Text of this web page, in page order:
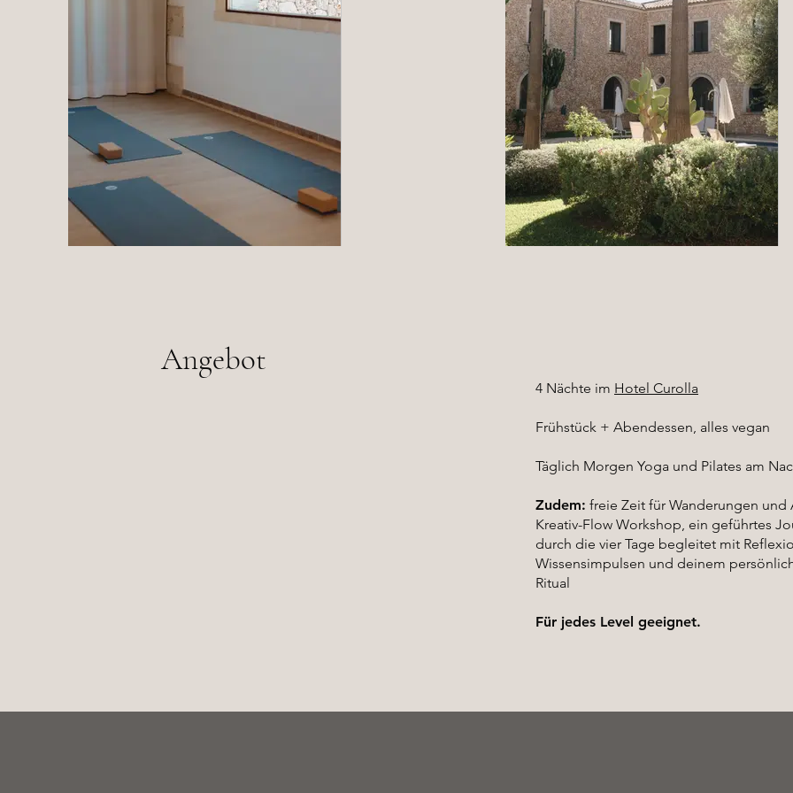
Angebot
4 Nächte im Hotel Curolla​
Frühstück + Abendessen, alles vegan
Täglich Morgen Yoga und Pilates am
Zudem: freie Zeit für Wanderungen und
Kreativ-Flow Workshop, ein geführtes
durch die vier Tage begleitet mit
Wissensimpulsen und deinem
Ritual
Für jedes Level geeignet.